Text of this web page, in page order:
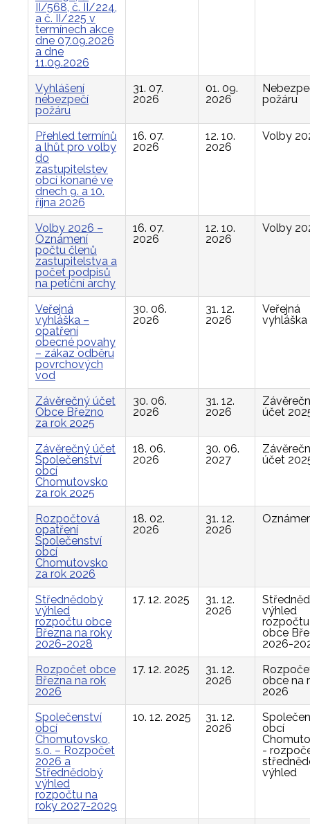
II/568, č. II/224,
a č. II/225 v
termínech akce
dne 07.09.2026
a dne
11.09.2026
Vyhlášení
nebezpečí
požáru
31. 07.
2026
01. 09.
2026
požáru
Přehled termínů
a lhůt pro volby
do
zastupitelstev
obcí konané ve
dnech 9. a 10.
října 2026
16. 07.
2026
12. 10.
2026
Volby
Volby 2026 –
Oznámení
počtu členů
zastupitelstva a
počet podpisů
na petiční archy
16. 07.
2026
12. 10.
2026
Volby
Veřejná
vyhláška –
opatření
obecné povahy
– zákaz odběru
povrchových
vod
30. 06.
2026
31. 12.
2026
Veřejná
vyhláška
Závěrečný účet
Obce Březno
za rok 2025
30. 06.
2026
31. 12.
2026
účet
Závěrečný účet
Společenství
obcí
Chomutovsko
za rok 2025
18. 06.
2026
30. 06.
2027
účet
Rozpočtová
opatření
Společenství
obcí
Chomutovsko
za rok 2026
18. 02.
2026
31. 12.
2026
Střednědobý
výhled
rozpočtu obce
Března na roky
2026-2028
17. 12. 2025
31. 12.
2026
výhled
rozpočtu
obce
2026-
Rozpočet obce
Března na rok
2026
17. 12. 2025
31. 12.
2026
obce na
2026
Společenství
obcí
Chomutovsko,
s.o. – Rozpočet
2026 a
Střednědobý
výhled
rozpočtu na
roky 2027-2029
10. 12. 2025
31. 12.
2026
obcí
-
výhled